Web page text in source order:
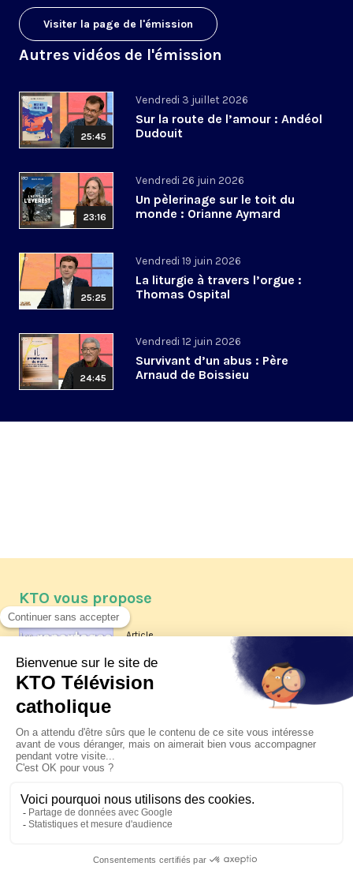
Visiter la page de l'émission
Autres vidéos de l'émission
25:45
Vendredi 3 juillet 2026
Sur la route de l’amour : Andéol
Dudouit
23:16
Vendredi 26 juin 2026
Un pèlerinage sur le toit du
monde : Orianne Aymard
25:25
Vendredi 19 juin 2026
La liturgie à travers l’orgue :
Thomas Ospital
24:45
Vendredi 12 juin 2026
Survivant d’un abus : Père
Arnaud de Boissieu
KTO vous propose
Article
Les reportages d'été 2026 de KTO
La visite pastorale du pape Léon
XIV à Assise à suivre sur KTO le
jeudi 6 août
Le pape en Uruguay, Argentine et
Pérou du 6 au 17 novembre 2026